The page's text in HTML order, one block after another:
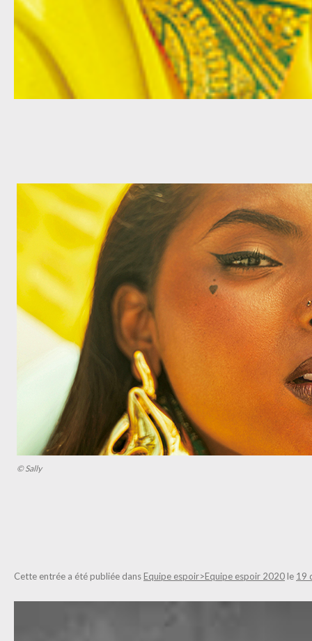
© Sally
Cette entrée a été publiée dans Equipe espoir>Equipe espoir 2020 le 19